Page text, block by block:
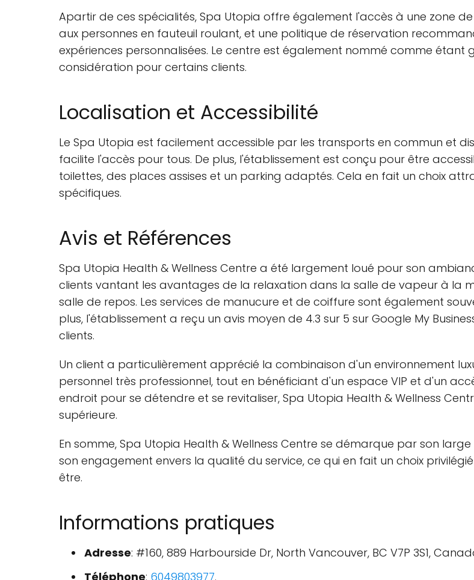
Apartir de ces spécialités, Spa Utopia offre également l'accès à une zone
aux personnes en fauteuil roulant, et une politique de réservation
expériences personnalisées. Le centre est également nommé comme
considération pour certains clients.
Localisation et Accessibilité
Le Spa Utopia est facilement accessible par les transports en commun et
facilite l'accès pour tous. De plus, l'établissement est conçu pour être
toilettes, des places assises et un parking adaptés. Cela en fait un choix
spécifiques.
Avis et Références
Spa Utopia Health & Wellness Centre a été largement loué pour son
clients vantant les avantages de la relaxation dans la salle de vapeur à la
salle de repos. Les services de manucure et de coiffure sont également
plus, l'établissement a reçu un avis moyen de 4.3 sur 5 sur Google My
clients.
Un client a particulièrement apprécié la combinaison d'un environnement
personnel très professionnel, tout en bénéficiant d'un espace VIP et d'un
endroit pour se détendre et se revitaliser, Spa Utopia Health & Wellness
supérieure.
En somme, Spa Utopia Health & Wellness Centre se démarque par son
son engagement envers la qualité du service, ce qui en fait un choix
être.
Informations pratiques
Adresse: #160, 889 Harbourside Dr, North Vancouver, BC V7P 3S1,
Téléphone: 6049803977.